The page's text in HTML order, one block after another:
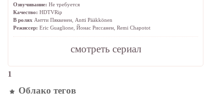
Озвучивание: Не требуется
Качество: HDTVRip
В ролях Антти Пяккенен Antti Pääkkönen
Режиссер: Eric Guaglione Йонас Риссанен Remi Chapotot
cмотреть сериал
1
Облако тегов